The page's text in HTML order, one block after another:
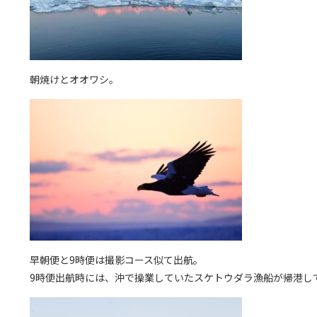
朝焼けとオオワシ。
早朝便と9時便は撮影コース似て出航。
9時便出航時には、沖で操業していたスケトウダラ漁船が帰港し